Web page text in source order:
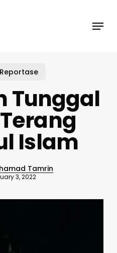
Menu
Reportase
Tunggal
Islam
Tamrin
3, 2022